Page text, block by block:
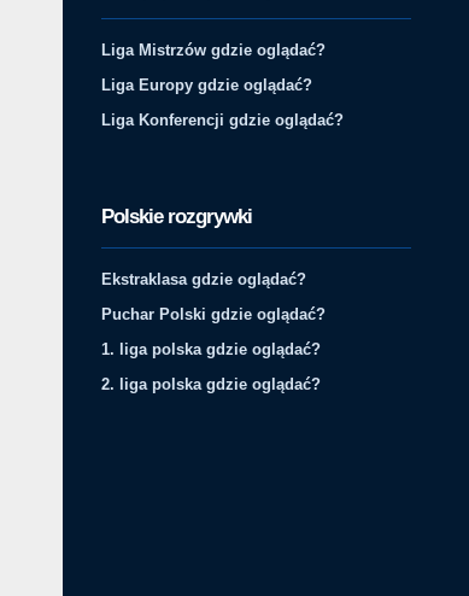
Liga Mistrzów gdzie oglądać?
Liga Europy gdzie oglądać?
Liga Konferencji gdzie oglądać?
Polskie rozgrywki
Ekstraklasa gdzie oglądać?
Puchar Polski gdzie oglądać?
1. liga polska gdzie oglądać?
2. liga polska gdzie oglądać?